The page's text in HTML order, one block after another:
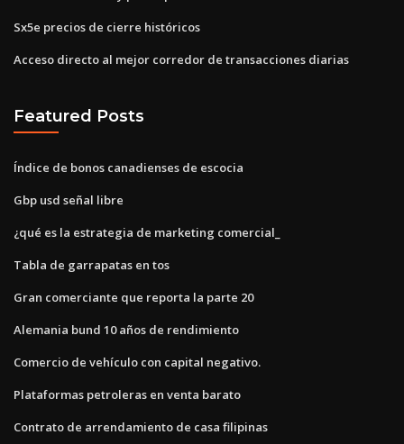
Sx5e precios de cierre históricos
Acceso directo al mejor corredor de transacciones diarias
Featured Posts
Índice de bonos canadienses de escocia
Gbp usd señal libre
¿qué es la estrategia de marketing comercial_
Tabla de garrapatas en tos
Gran comerciante que reporta la parte 20
Alemania bund 10 años de rendimiento
Comercio de vehículo con capital negativo.
Plataformas petroleras en venta barato
Contrato de arrendamiento de casa filipinas